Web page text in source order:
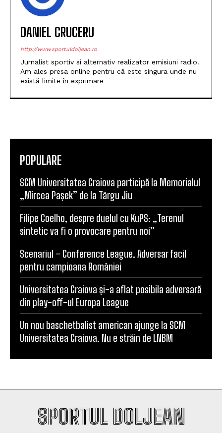
DANIEL CRUCERU
http://www.sportuldoljean.ro
Jurnalist sportiv si alternativ realizator emisiuni radio.
Am ales presa online pentru că este singura unde nu
există limite în exprimare
POPULARE
SCM Universitatea Craiova participă la Memorialul
„Mircea Pașek” de la Târgu Jiu
Filipe Coelho, despre duelul cu KuPS: „Terenul
sintetic va fi o provocare pentru noi”
Scenariul – Conference League. Adversar facil
pentru campioana României
Universitatea Craiova și-a aflat posibila adversară
din play-off-ul Europa League
Un nou baschetbalist american ajunge la SCM
Universitatea Craiova. Nu e străin de LNBM
SPORTUL DOLJEAN